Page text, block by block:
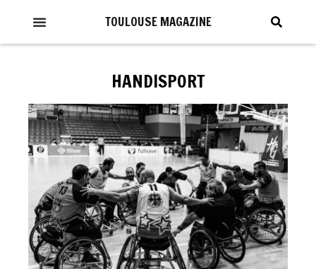
TOULOUSE MAGAZINE
HANDISPORT